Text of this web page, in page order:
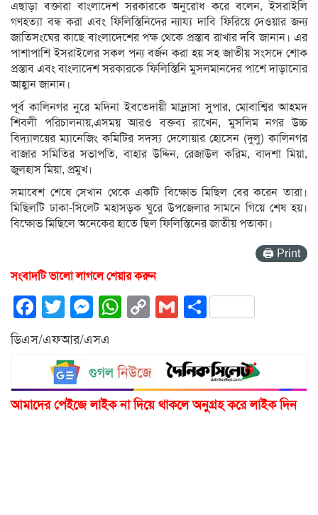
এছাড়া বক্তারা বাংলাদেশ সরকারকে অনুরোধ করে বলেন, ইসরাইলি
গণহত্যা বন্ধ করা এবং ফিলিস্তিনিদের ন্যায্য দাবি ফিরিয়ে দেওয়ার জন্য
জাতিসংঘের কাছে বাংলাদেশের পক্ষ থেকে প্রস্তাব রাখার দবি জানান। এর
পাশাপাশি ইসরাইলের সকল পন্য বর্জন করা হয় সহ জাতীয় সংসদে শোক
প্রস্তাব এবং বাংলাদেশ সরকারকে ফিলিস্তিনি মুসলমানদের পাশে দাড়ানোর
আহ্বান জানান।
পূর্ব কালিনগর নুরে মদিনা ইবতেদায়ী মাদ্রাসা সুপার, মোবাশ্বির আহমদ
শিবলী পরিচালনায়,এসময় আরও বক্তব্য রাখেন, মুসলিম নগর উচ্চ
বিদ্যালয়ের ম্যানেজিং কমিটির সদস্য দেলোয়ার হোসেন (দুলু) কালিনগর
বাজার সমিতির সভাপতি, বাহার উদ্দিন, রেজাউল করিম, বাদশা মিয়া,
জুলহাস মিয়া, প্রমুখ।
সমাবেশ শেষে সেখান থেকে একটি বিক্ষোভ মিছিল বের করেন তারা।
মিছিলটি ঢাকা-সিলেট মহাসড়ক ঘুরে উপজেলার সামনে গিয়ে শেষ হয়।
বিক্ষোভ মিছিলে অনেকের হাতে ছিল ফিলিস্তিনের জাতীয় পতাকা।
🖨 Print
সংবাদটি ভালো লাগলে শেয়ার করুন
Facebook
Twitter
Messenger
WhatsApp
CopyGmailShare
ডিএস/এফআর/এসএ
আমাদের পেইজে লাইক না দিয়ে থাকলে অনুগ্রহ করে লাইক দিন